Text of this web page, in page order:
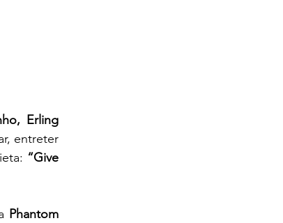
Erling
entreter
“Give
Phantom